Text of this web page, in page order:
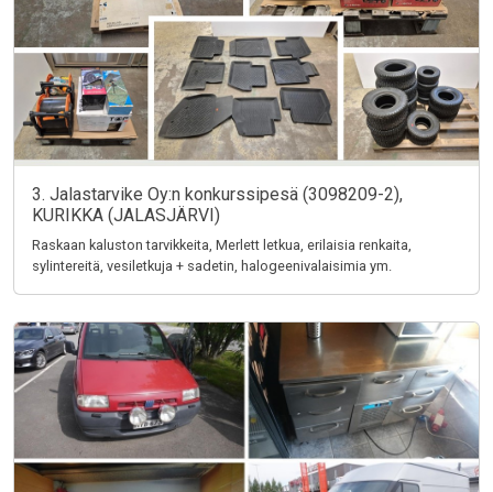
3. Jalastarvike Oy:n konkurssipesä (3098209-2),
KURIKKA (JALASJÄRVI)
Raskaan kaluston tarvikkeita, Merlett letkua, erilaisia renkaita,
sylintereitä, vesiletkuja + sadetin, halogeenivalaisimia ym.